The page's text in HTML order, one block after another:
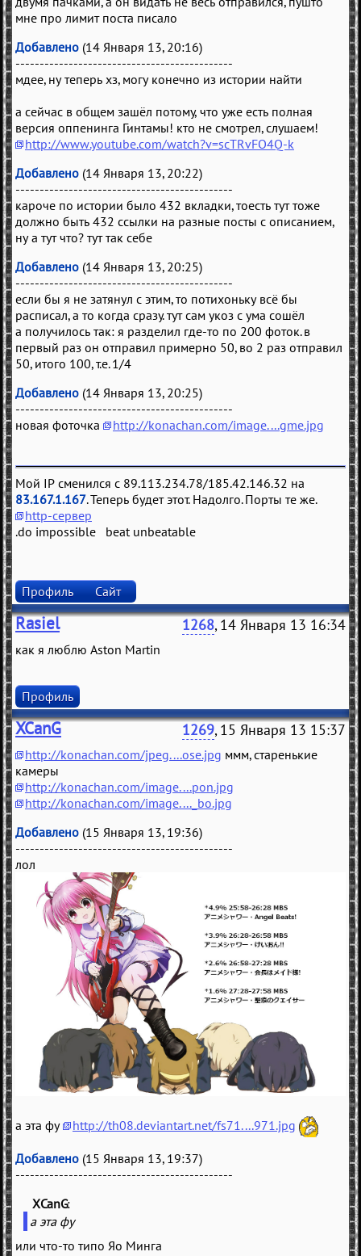
мне про лимит поста писало
Добавлено (14 Января 13, 20:16)
---------------------------------------------
мдее, ну теперь хз, могу конечно из истории найти
а сейчас в общем зашёл потому, что уже есть полная
версия оппенинга Гинтамы! кто не смотрел, слушаем!
http://www.youtube.com/watch?v=scTRvFO4Q-k
Добавлено (14 Января 13, 20:22)
---------------------------------------------
кароче по истории было 432 вкладки, тоесть тут тоже
должно быть 432 ссылки на разные посты с описанием,
ну а тут что? тут так себе
Добавлено (14 Января 13, 20:25)
---------------------------------------------
если бы я не затянул с этим, то потихоньку всё бы
расписал, а то когда сразу. тут сам укоз с ума сошёл
а получилось так: я разделил где-то по 200 фоток. в
первый раз он отправил примерно 50, во 2 раз отправил
50, итого 100, т.е. 1/4
Добавлено (14 Января 13, 20:25)
---------------------------------------------
новая фоточка
http://konachan.com/image....gme.jpg
Мой IP сменился с 89.113.234.78/185.42.146.32 на
83.167.1.167. Теперь будет этот. Надолго. Порты те же.
http-сервер
.do impossible beat unbeatable
Профиль Сайт
Rasiel 1268, 14 Января 13 16:34
как я люблю Aston Martin
Профиль
XCanG 1269, 15 Января 13 15:37
http://konachan.com/jpeg....ose.jpg ммм, старенькие
камеры
http://konachan.com/image....pon.jpg
http://konachan.com/image...._bo.jpg
Добавлено (15 Января 13, 19:36)
---------------------------------------------
лол
а эта фу http://th08.deviantart.net/fs71....971.jpg
Добавлено (15 Января 13, 19:37)
---------------------------------------------
XCanG
а эта фу
или что-то типо Яо Минга